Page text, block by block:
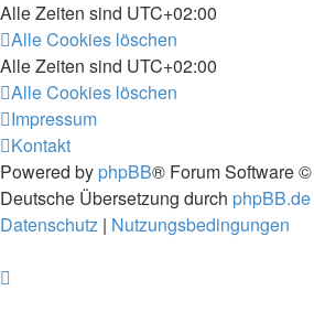
Alle Zeiten sind UTC+02:00
Alle Cookies löschen
Alle Zeiten sind UTC+02:00
Alle Cookies löschen
Impressum
Kontakt
Powered by phpBB® Forum Software
Deutsche Übersetzung durch phpBB.de
Datenschutz | Nutzungsbedingungen